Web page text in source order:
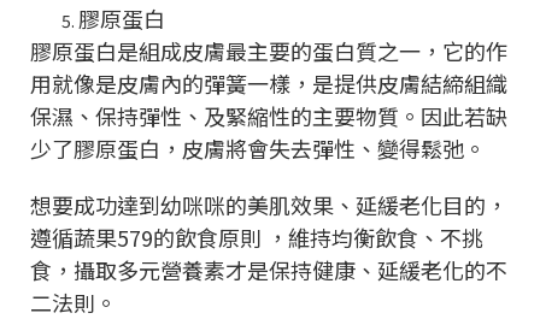
膠原蛋白
膠原蛋白是組成皮膚最主要的蛋白質之一，它的作
用就像是皮膚內的彈簧一樣，是提供皮膚結締組織
保濕、保持彈性、及緊縮性的主要物質。因此若缺
少了膠原蛋白，皮膚將會失去彈性、變得鬆弛。
想要成功達到幼咪咪的美肌效果、延緩老化目的，
遵循蔬果579的飲食原則 ，維持均衡飲食、不挑
食，攝取多元營養素才是保持健康、延緩老化的不
二法則。